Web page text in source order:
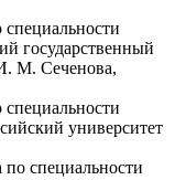
государственный
М. Сеченова,
университет
по специальности